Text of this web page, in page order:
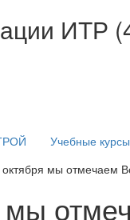
ИТР
Учебные курсы
мы отмечаем
мы